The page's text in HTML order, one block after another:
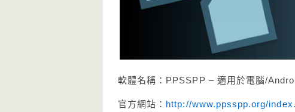
軟體名稱：PPSSPP – 適用於電腦/
官方網站： http://www.ppsspp.org/